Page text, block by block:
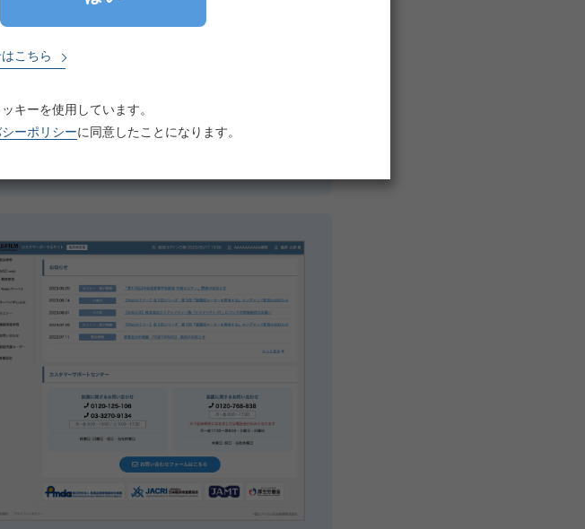
こちら
キーを使用しています。
ーポリシーに同意したことになります。